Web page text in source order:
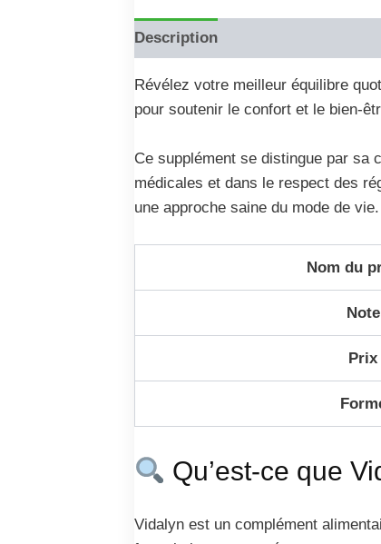
Description
Révélez votre meilleur équilibre
pour soutenir le confort et le bien-
Ce supplément se distingue par sa
médicales et dans le respect des
une approche saine du mode de vie.
Nom du
Note
Prix
Qu’est-ce que
Vidalyn est un complément